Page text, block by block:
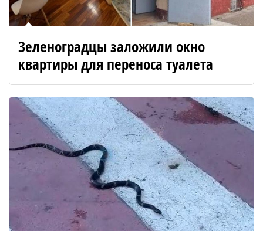
Зеленоградцы заложили окно
квартиры для переноса туалета